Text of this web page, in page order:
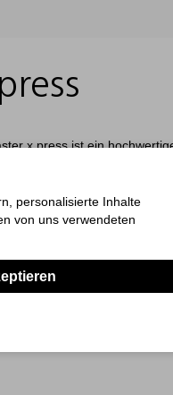
x.press ist ein
Schreibtisch. Das klare,
bietet eine
Die Stundenstruktur von 8
während
bietet. Ein
sind zur besseren
bietet eine großzügige
inklusive. Dank
von nur 3 Arbeitstagen
und kurze
personalisierte Inhalte
von uns verwendeten